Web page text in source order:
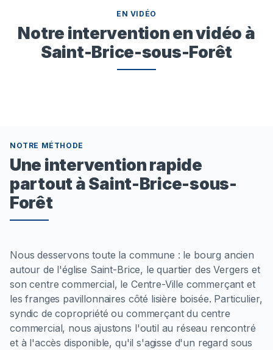
EN VIDÉO
Notre intervention en vidéo à
Saint-Brice-sous-Forêt
NOTRE MÉTHODE
Une intervention rapide
partout à Saint-Brice-sous-
Forêt
Nous desservons toute la commune : le bourg ancien
autour de l'église Saint-Brice, le quartier des Vergers et
son centre commercial, le Centre-Ville commerçant et
les franges pavillonnaires côté lisière boisée. Particulier,
syndic de copropriété ou commerçant du centre
commercial, nous ajustons l'outil au réseau rencontré
et à l'accès disponible, qu'il s'agisse d'un regard sous